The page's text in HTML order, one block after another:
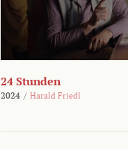
24 Stunden
2024 / Harald Friedl